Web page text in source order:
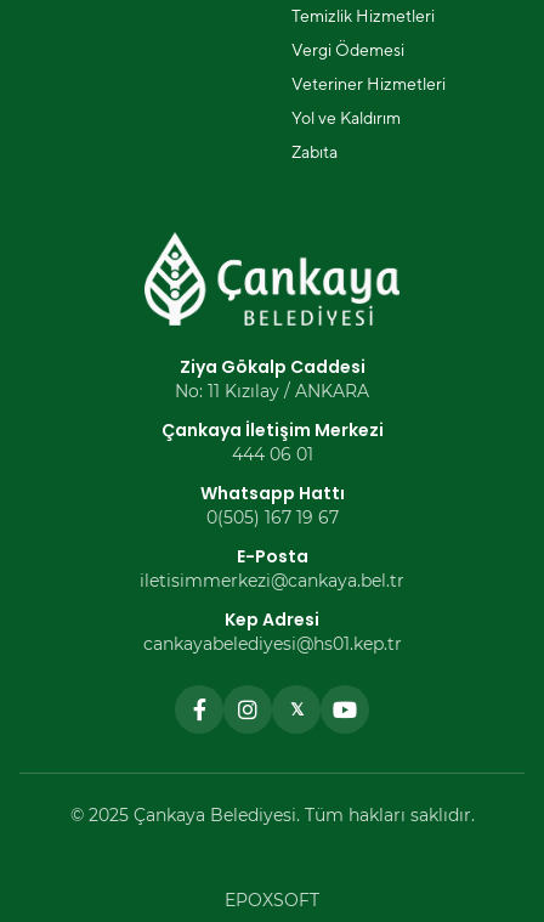
Temizlik Hizmetleri
Vergi Ödemesi
Veteriner Hizmetleri
Yol ve Kaldırım
Zabıta
Ziya Gökalp Caddesi
No: 11 Kızılay / ANKARA
Çankaya İletişim Merkezi
444 06 01
Whatsapp Hattı
0(505) 167 19 67
E-Posta
iletisimmerkezi@cankaya.bel.tr
Kep Adresi
cankayabelediyesi@hs01.kep.tr
𝕏
© 2025 Çankaya Belediyesi. Tüm hakları saklıdır.
EPOXSOFT